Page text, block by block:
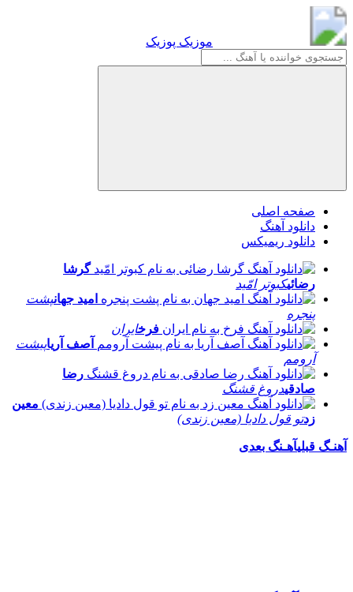
موزیک پوزیک
صفحه اصلی
دانلود آهنگ
دانلود ریمیکس
گرشا
رضائیکبوتر امّید
امید جهانپشت
پنجره
فرخایران
آصف آریاپیشت
آرومم
رضا
صادقیدروغ قشنگ
معین
زدتو قول دادیا (معین زندی)
آهنـگ قبلیآهـنگ بعدی